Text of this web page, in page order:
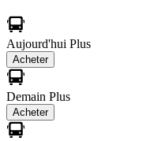
Aujourd'hui Plus
Acheter
Demain Plus
Acheter